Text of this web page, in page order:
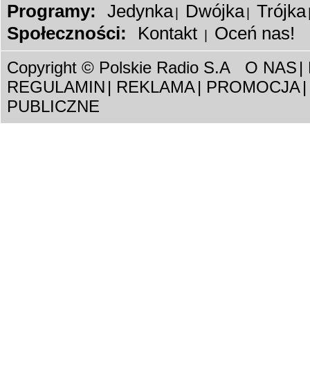
Programy: Jedynka Dwójka Trójka
Społeczności: Kontakt Oceń nas!
Copyright © Polskie Radio S.A O NAS |
REGULAMIN | REKLAMA | PROMOCJA |
PUBLICZNE